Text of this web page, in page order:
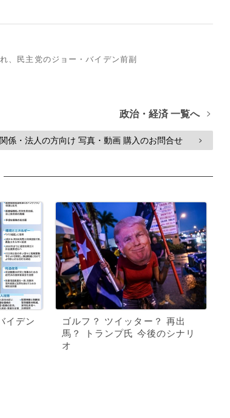
、民主党のジョー・バイデン前副
政治・経済 一覧へ >
係・法人の方向け 写真・動画 購入のお問合せ >
イデン
ゴルフ？ ツイッター？ 再出
馬？ トランプ氏 今後のシナリ
オ